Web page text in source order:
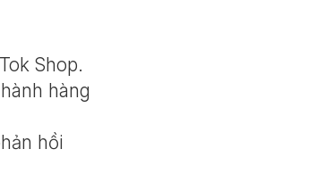
Shop.
hàng
hồi